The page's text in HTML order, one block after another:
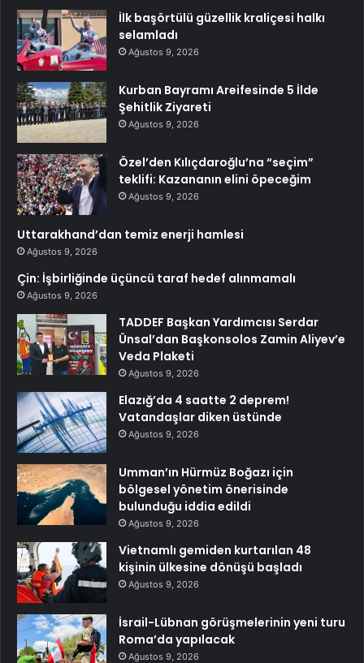
İlk başörtülü güzellik kraliçesi halkı
selamladı
Ağustos 9, 2026
Kurban Bayramı Areifesinde 5 İlde
Şehitlik Ziyareti
Ağustos 9, 2026
Özel’den Kılıçdaroğlu’na “seçim”
teklifi: Kazananın elini öpeceğim
Ağustos 9, 2026
Uttarakhand’dan temiz enerji hamlesi
Ağustos 9, 2026
Çin: İşbirliğinde üçüncü taraf hedef alınmamalı
Ağustos 9, 2026
TADDEF Başkan Yardımcısı Serdar
Ünsal’dan Başkonsolos Zamin Aliyev’e
Veda Plaketi
Ağustos 9, 2026
Elazığ’da 4 saatte 2 deprem!
Vatandaşlar diken üstünde
Ağustos 9, 2026
Umman’ın Hürmüz Boğazı için
bölgesel yönetim önerisinde
bulunduğu iddia edildi
Ağustos 9, 2026
Vietnamlı gemiden kurtarılan 48
kişinin ülkesine dönüşü başladı
Ağustos 9, 2026
İsrail-Lübnan görüşmelerinin yeni turu
Roma’da yapılacak
Ağustos 9, 2026